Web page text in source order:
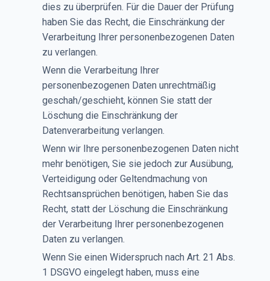
dies zu überprüfen. Für die Dauer der Prüfung
haben Sie das Recht, die Einschränkung der
Verarbeitung Ihrer personenbezogenen Daten
zu verlangen.
Wenn die Verarbeitung Ihrer
personenbezogenen Daten unrechtmäßig
geschah/geschieht, können Sie statt der
Löschung die Einschränkung der
Datenverarbeitung verlangen.
Wenn wir Ihre personenbezogenen Daten nicht
mehr benötigen, Sie sie jedoch zur Ausübung,
Verteidigung oder Geltendmachung von
Rechtsansprüchen benötigen, haben Sie das
Recht, statt der Löschung die Einschränkung
der Verarbeitung Ihrer personenbezogenen
Daten zu verlangen.
Wenn Sie einen Widerspruch nach Art. 21 Abs.
1 DSGVO eingelegt haben, muss eine